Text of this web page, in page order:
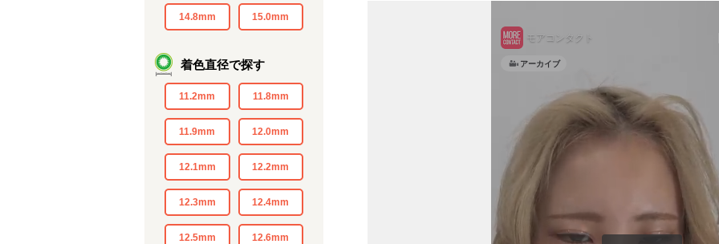
14.8mm 15.0mm
着色直径で探す
11.2mm 11.8mm
11.9mm 12.0mm
12.1mm 12.2mm
12.3mm 12.4mm
12.5mm 12.6mm